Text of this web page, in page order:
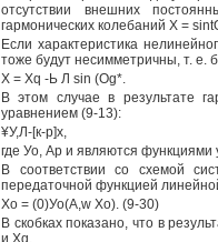
отсутствии внешних
гармонических колебаний X =
Если характеристика
тоже будут несимметричны, т. е.
X = Xq -Ь Л sin (Og*.
В этом случае в результате
уравнением (9-13):
¥У,Л-[к-р]х,
где Уо, Ар и являются
В соответствии со схемой
передаточной функцией
Хо = (0)Уо(A,w Хо). (9-30)
В скобках показано, что в
и Xq.